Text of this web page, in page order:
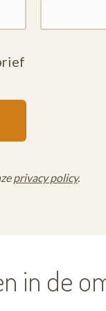
privacy policy.
in de